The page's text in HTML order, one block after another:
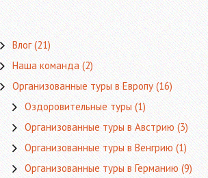
Влог(21)
Наша команда(2)
Организованные туры в Европу(16)
Оздоровительные туры(1)
Организованные туры в Австрию(3)
Организованные туры в Венгрию(1)
Организованные туры в Германию(9)